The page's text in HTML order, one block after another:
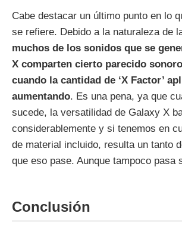
Cabe destacar un último punto en lo
se refiere. Debido a la naturaleza de
muchos de los sonidos que se
X comparten cierto parecido
cuando la cantidad de ‘X Factor’
aumentando. Es una pena, ya que
sucede, la versatilidad de Galaxy X
considerablemente y si tenemos en
de material incluido, resulta un tanto
que eso pase. Aunque tampoco pasa
Conclusión